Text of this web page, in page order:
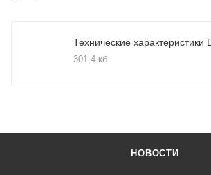
Технические характеристики
301,4 кб
НОВОСТИ